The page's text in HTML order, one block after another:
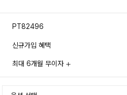
PT82496
신규가입 혜택
최대 6개월 무이자